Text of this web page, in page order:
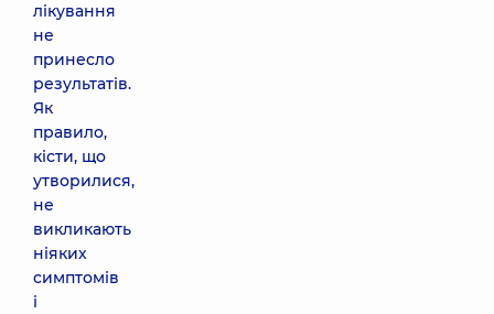
лікування
не
принесло
результатів.
Як
правило,
кісти, що
утворилися,
не
викликають
ніяких
симптомів
і